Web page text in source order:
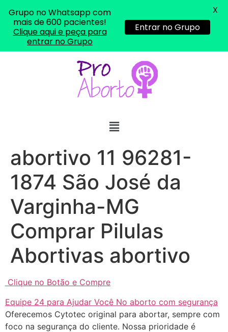
abortivo 11 96281-
1874 São José da
Varginha-MG
Comprar Pilulas
Abortivas abortivo
Clique no Botão e Compre
Equipe 24 para Ajudar Você No aborto com segurança
Oferecemos Cytotec original para abortar, sempre com
foco na segurança do cliente. Nossa prioridade é
Grupo no Whatsapp com
mais de 600 pacientes!
Clique aqui e peça para
entrar no Grupo
Entrar no Grupo
X
http://www.proaborto.com)
resposta" muito isso, disse tudo
22/05/2026 16:35:20
Helly
(1999997****
em http://www.proaborto.com)
Eu estou preparada em varias
áreas mas psicologicamente p ter
sozinha nao estou
em http://www.proaborto.com)
Entao q seja